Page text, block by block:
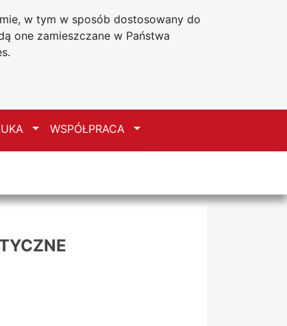
w tym w sposób dostosowany do
one zamieszczane w PaństwaDeklaracja dostępności
Przełącz
WSPÓŁPRACA Przełącz